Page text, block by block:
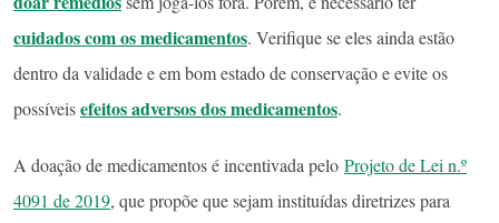
cuidados com os medicamentos. Verifique se eles ainda estão
dentro da validade e em bom estado de conservação e evite os
possíveisefeitos adversos dos medicamentos.
A doação de medicamentos é incentivada pelo Projeto de Lei n.º
4091 de 2019, que propõe que sejam instituídas diretrizes para